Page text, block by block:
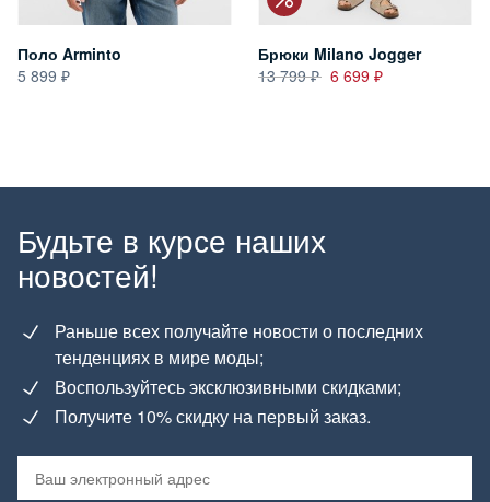
Поло Arminto
5 899
Брюки Milano Jogger
13 799
6 699
Будьте в курсе наших
новостей!
Раньше всех получайте новости о последних
тенденциях в мире моды;
Воспользуйтесь эксклюзивными скидками;
Получите 10% скидку на первый заказ.